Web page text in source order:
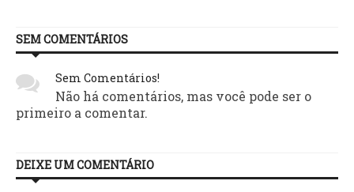
SEM COMENTÁRIOS
Sem Comentários!
Não há comentários, mas você pode ser o
primeiro a comentar.
DEIXE UM COMENTÁRIO